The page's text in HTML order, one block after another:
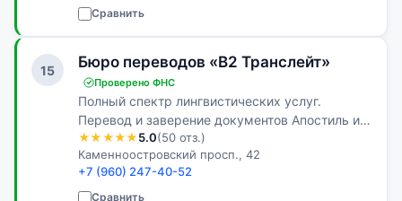
для юр. компаний 15%!
Сравнить
15 Бюро переводов «В2 Транслейт»
Проверено ФНС
Полный спектр лингвистических услуг.
Перевод и заверение документов Апостиль и
легализация
★★★★★5.0(50 отз.)
Каменноостровский просп., 42
+7 (960) 247-40-52
Сравнить